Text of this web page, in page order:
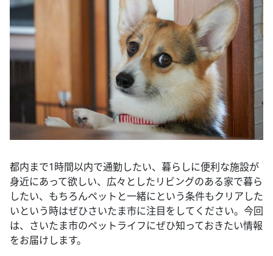
都内まで1時間以内で通勤したい、暮らしに便利な施設が
身近にあって欲しい、広々としたリビングのある家で暮ら
したい、もちろんペットと一緒にという条件もクリアした
いという時はぜひさいたま市に注目をしてください。今回
は、さいたま市のペットライフにぜひ知っておきたい情報
をお届けします。